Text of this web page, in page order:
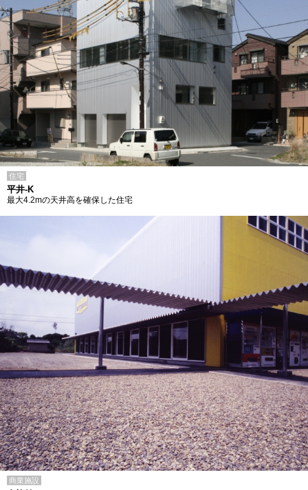
住宅
平井-K
最大4.2mの天井高を確保した住宅
商業施設